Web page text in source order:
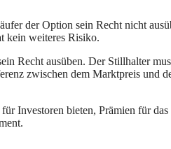
der Option sein Recht nicht
kein weiteres Risiko.
Recht ausüben. Der Stillhalter
zwischen dem Marktpreis und
Investoren bieten, Prämien für